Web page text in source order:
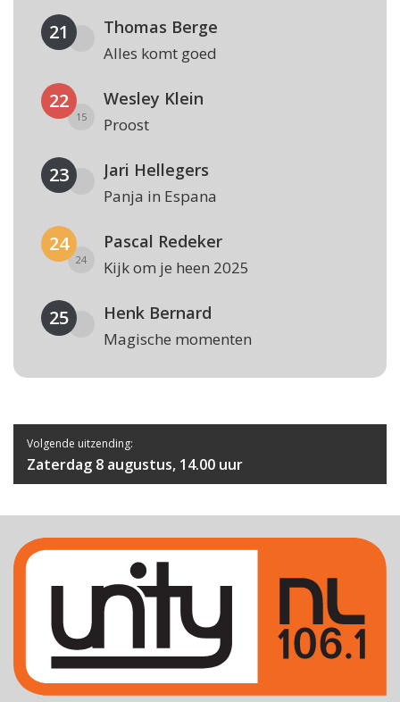
21 Thomas Berge
Alles komt goed
22
15
Wesley Klein
Proost
23 Jari Hellegers
Panja in Espana
24
24
Pascal Redeker
Kijk om je heen 2025
25 Henk Bernard
Magische momenten
Volgende uitzending:
Zaterdag 8 augustus, 14.00 uur